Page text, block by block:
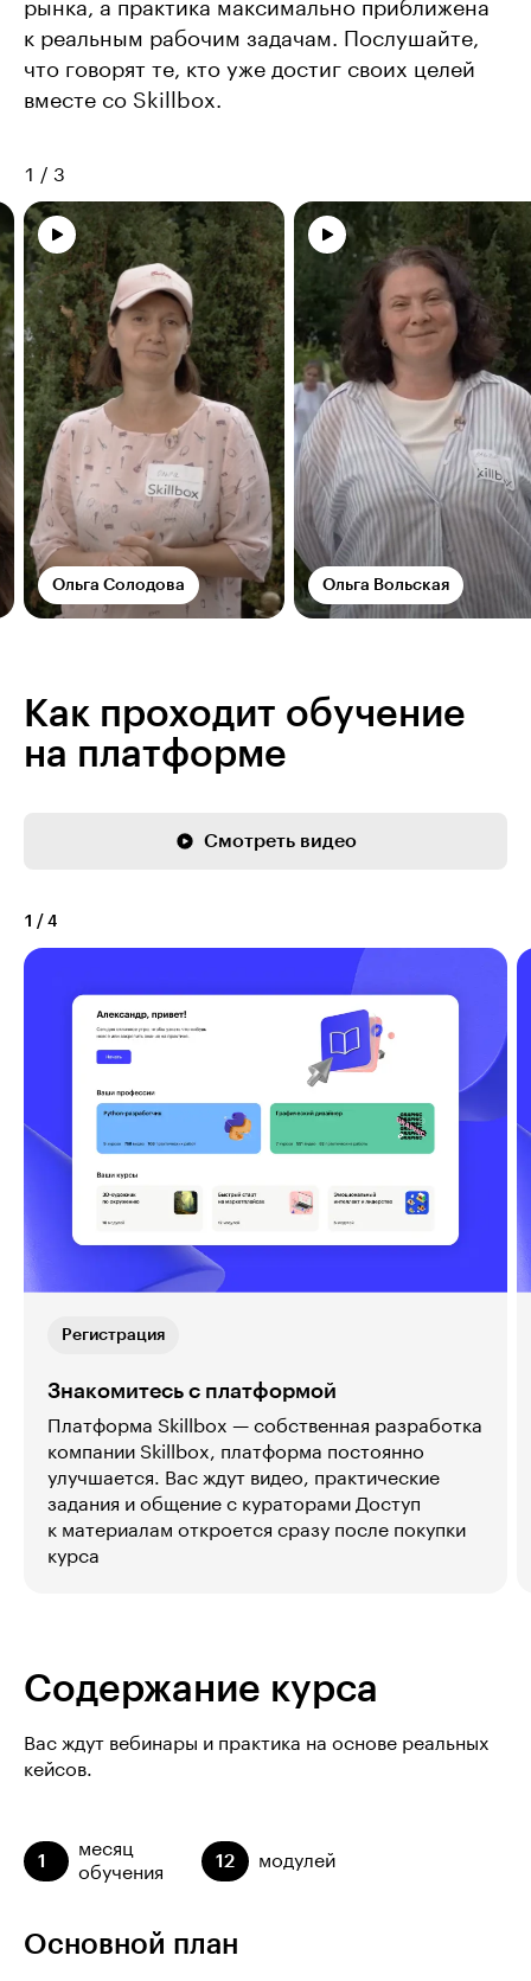
рынка, а практика максимально приближена
к реальным рабочим задачам. Послушайте,
что говорят те, кто уже достиг своих целей
вместе со Skillbox.
1 / 3
Ольга Солодова Ольга Вольская
Как проходит обучение
на платформе
Смотреть видео
1 / 4
Регистрация
Знакомитесь с платформой
Платформа Skillbox — собственная разработка
компании Skillbox, платформа постоянно
улучшается. Вас ждут видео, практические
задания и общение с кураторами Доступ
к материалам откроется сразу после покупки
курса
Содержание курса
Вас ждут вебинары и практика на основе реальных
кейсов.
1
месяц
обучения
12 модулей
Основной план